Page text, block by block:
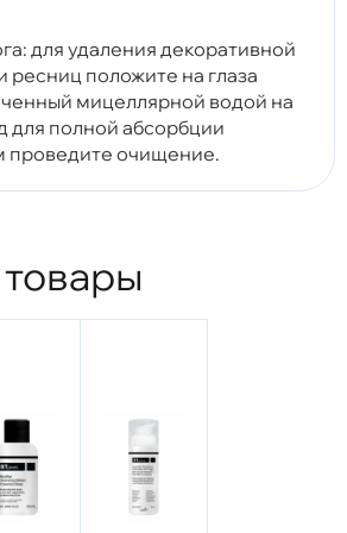
для удаления декоративной
ресниц положите на глаза
мицеллярной водой на
для полной абсорбции
проведите очищение.